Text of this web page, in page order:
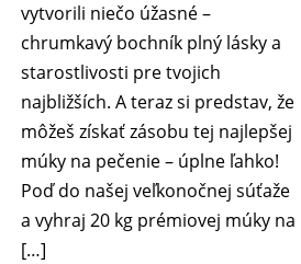
vytvorili niečo úžasné –
chrumkavý bochník plný lásky a
starostlivosti pre tvojich
najbližších. A teraz si predstav, že
môžeš získať zásobu tej najlepšej
múky na pečenie – úplne ľahko!
Poď do našej veľkonočnej súťaže
a vyhraj 20 kg prémiovej múky na
[…]